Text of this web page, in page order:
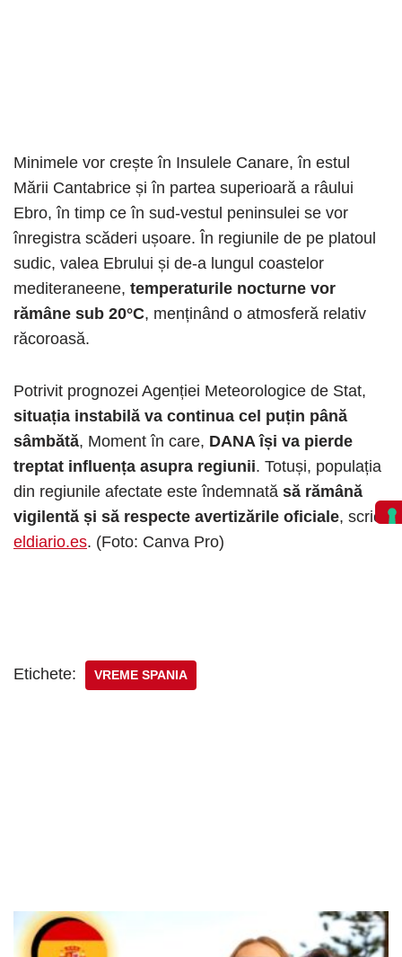
Minimele vor crește în Insulele Canare, în estul
Mării Cantabrice și în partea superioară a râului
Ebro, în timp ce în sud-vestul peninsulei se vor
înregistra scăderi ușoare. În regiunile de pe platoul
sudic, valea Ebrului și de-a lungul coastelor
mediteraneene, temperaturile nocturne vor
rămâne sub 20°C, menținând o atmosferă relativ
răcoroasă.
Potrivit prognozei Agenției Meteorologice de Stat,
situația instabilă va continua cel puțin până
sâmbătă, Moment în care, DANA își va pierde
treptat influența asupra regiunii. Totuși, populația
din regiunile afectate este îndemnată să rămână
vigilentă și să respecte avertizările oficiale, scrie
eldiario.es. (Foto: Canva Pro)
Etichete: VREME SPANIA